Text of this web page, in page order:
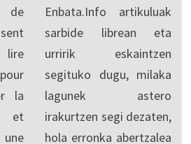
de
lire
la
et
Enbata.Info artikuluak
sarbide librean eta
urririk eskaintzen
segituko dugu, milaka
lagunek astero
irakurtzen segi dezaten,
hola erronka abertzalea